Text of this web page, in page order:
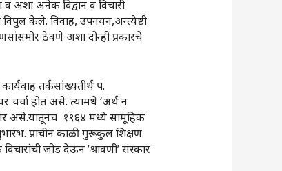
व अशा अनेक विद्वान व विचारी
केले. विवाह, उपनयन,अन्त्येष्टी
ठेवणे अशा दोन्ही प्रकारचे
तर्कसांख्यतीर्थ पं.
चर्चा होत असे. त्यामधे ‌‘अर्थ न
असे.यातूनच १९६४ मध्ये सामूहिक
प्राचीन काळी गुरूकुल शिक्षण
जोड देऊन ‌’श्रावणी‌’ संस्कार